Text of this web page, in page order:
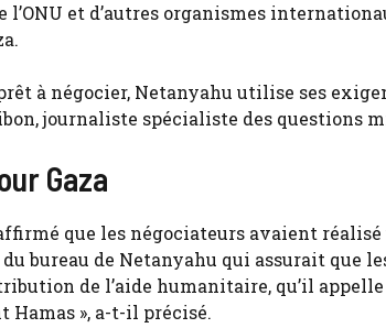
et d’autres organismes
à négocier, Netanyahu utilise ses
journaliste spécialiste des questions
Gaza
que les négociateurs avaient réalisé
bureau de Netanyahu qui assurait que
de l’aide humanitaire, qu’il appelle
Hamas », a-t-il précisé.